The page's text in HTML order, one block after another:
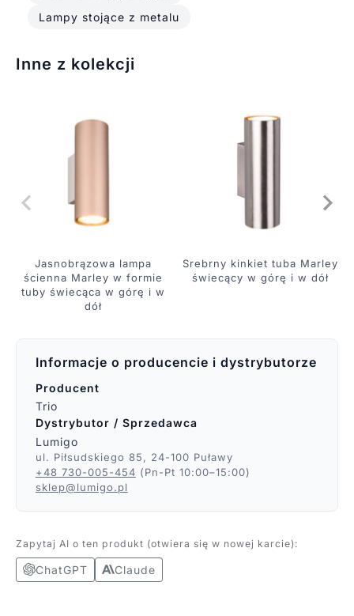
Lampy stojące z metalu
Inne z kolekcji
Jasnobrązowa lampa
ścienna Marley w formie
tuby świecąca w górę i w
dół
Srebrny kinkiet tuba Marley
świecący w górę i w dół
Informacje o producencie i dystrybutorze
Producent
Trio
Dystrybutor / Sprzedawca
Lumigo
ul. Piłsudskiego 85, 24-100 Puławy
+48 730-005-454 (Pn-Pt 10:00–15:00)
sklep@lumigo.pl
Zapytaj AI o ten produkt (otwiera się w nowej karcie):
ChatGPT Claude